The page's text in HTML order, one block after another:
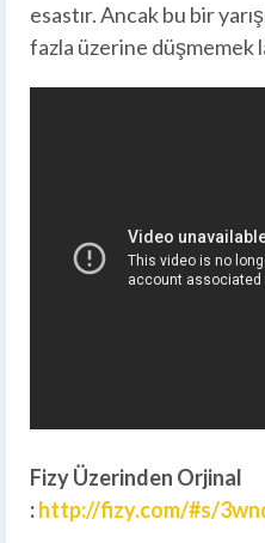
esastır. Ancak bu bir
fazla üzerine düşmemek
Fizy Üzerinden Orjinal
:http://fizy.com/#s/